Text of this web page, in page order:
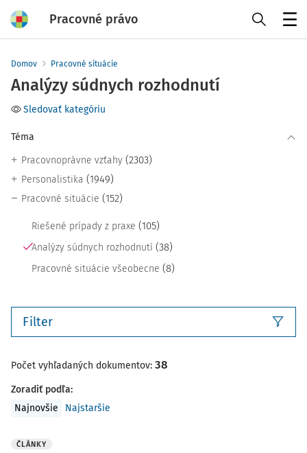
Pracovné právo
Domov Pracovné situácie
Analýzy súdnych rozhodnutí
Sledovať kategóriu
Téma
Pracovnoprávne vzťahy (2303)
Personalistika (1949)
Pracovné situácie (152)
Riešené prípady z praxe (105)
Analýzy súdnych rozhodnutí (38)
Pracovné situácie všeobecne (8)
Filter
Počet vyhľadaných dokumentov: 38
Zoradiť podľa:
Najnovšie
Najstaršie
ČLÁNKY